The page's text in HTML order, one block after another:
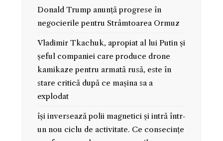
Donald Trump anunță progrese în
negocierile pentru Strâmtoarea Ormuz
Vladimir Tkachuk, apropiat al lui Putin și
șeful companiei care produce drone
kamikaze pentru armată rusă, este în
stare critică după ce mașina sa a
explodat
își inversează polii magnetici și intră într-
un nou ciclu de activitate. Ce consecințe